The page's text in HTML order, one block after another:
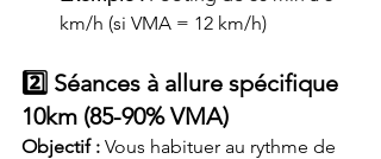
km/h (si VMA = 12 km/h)
2️⃣ Séances à allure spécifique
10km (85-90% VMA)
Objectif : Vous habituer au rythme de